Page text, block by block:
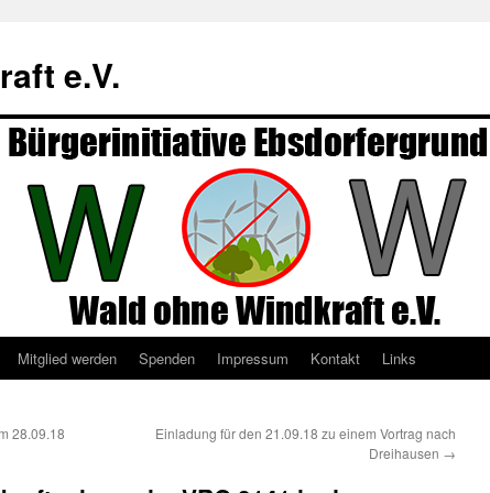
e.V.
Mitglied werden Spenden Impressum Kontakt Links
28.09.18
Einladung für den 21.09.18 zu einem Vortrag nach
Dreihausen →